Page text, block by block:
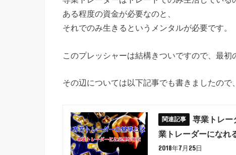
ある程度の資金が必要なのと、
それでのみ生きるというメンタルが必要です。
このプレッシャーは結構きついですので、最初
その辺については以下記事でも書きましたので
専業トレー
業トレーダーになれ
2018年7月25日